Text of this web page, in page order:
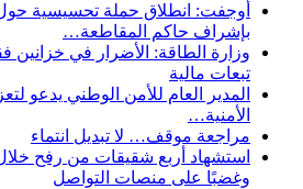
أوجفت: انطلاق حملة تحسيسية
بإشراف حاكم المقاطعة…
وزارة الطاقة: الأضرار في خزانين
تبعات مالية
المدير العام للأمن الوطني يدعو
الأمنية…
مراجعة موقف… لا تبديل انتماء
استشهاد أربع شقيقات من رفح خلال
وغضبًا على منصات التواصل